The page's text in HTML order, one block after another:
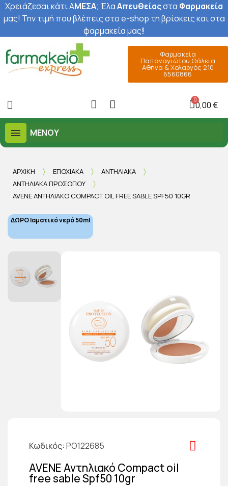
Χρειάζεσαι κάτι ΑΜΕΣΑ; ΈλαΑπευθείαςστα Φαρμακεία
μας! Την τιμή που βλέπεις στο e-shop τη βρίσκεις και στα
φαρμακεία μας!
Φαρμακεία
Παπαναγιώτου Θάλεια
Αθήνα & Χολαργός 210
6560866
0,00 €
ΜΕΝΟΎ
ΑΡΧΙΚΉ ΕΠΟΧΙΑΚΆ
ΑΝΤΗΛΙΑΚΆ
ΑΝΤΗΛΙΑΚΆ ΠΡΟΣΏΠΟΥ
AVENE ΑΝΤΗΛΙΑΚΌ COMPACT OIL FREE SABLE SPF50 10GR
ΔΩΡΟ Ιαματικό νερό 50ml
Κωδικός PO122685
AVENE Αντηλιακό Compact oil
free sable Spf50 10gr